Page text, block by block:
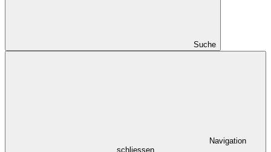
Suche
Navigation
schliessen